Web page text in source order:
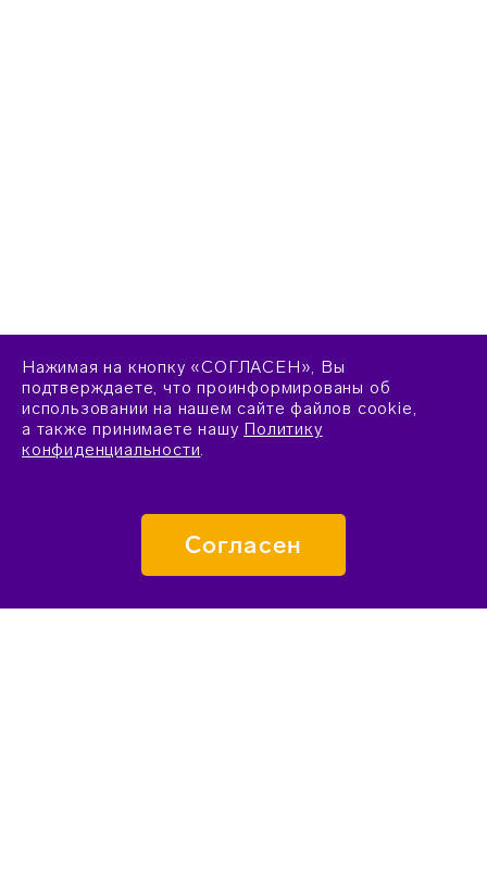
Нажимая на кнопку «СОГЛАСЕН», Вы
подтверждаете, что проинформированы об
использовании на нашем сайте файлов cookie,
а также принимаете нашу Политику
конфиденциальности.
Согласен